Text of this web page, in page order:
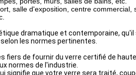
salle d'exposition, centre
dramatique et contemporaine,
les normes pertinentes.
de fournir du verre certifié de
normes de l'industrie.
que votre verre sera traité,